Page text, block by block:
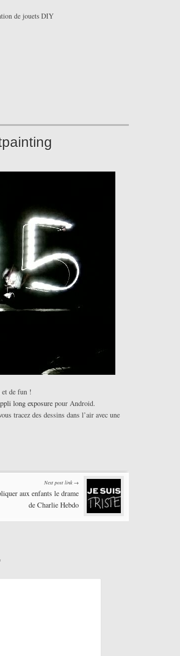
de jouets DIY
et de fun !
long exposure pour Android.
tracez des dessins dans l’air avec une
Next post link →
aux enfants le drame
de Charlie Hebdo